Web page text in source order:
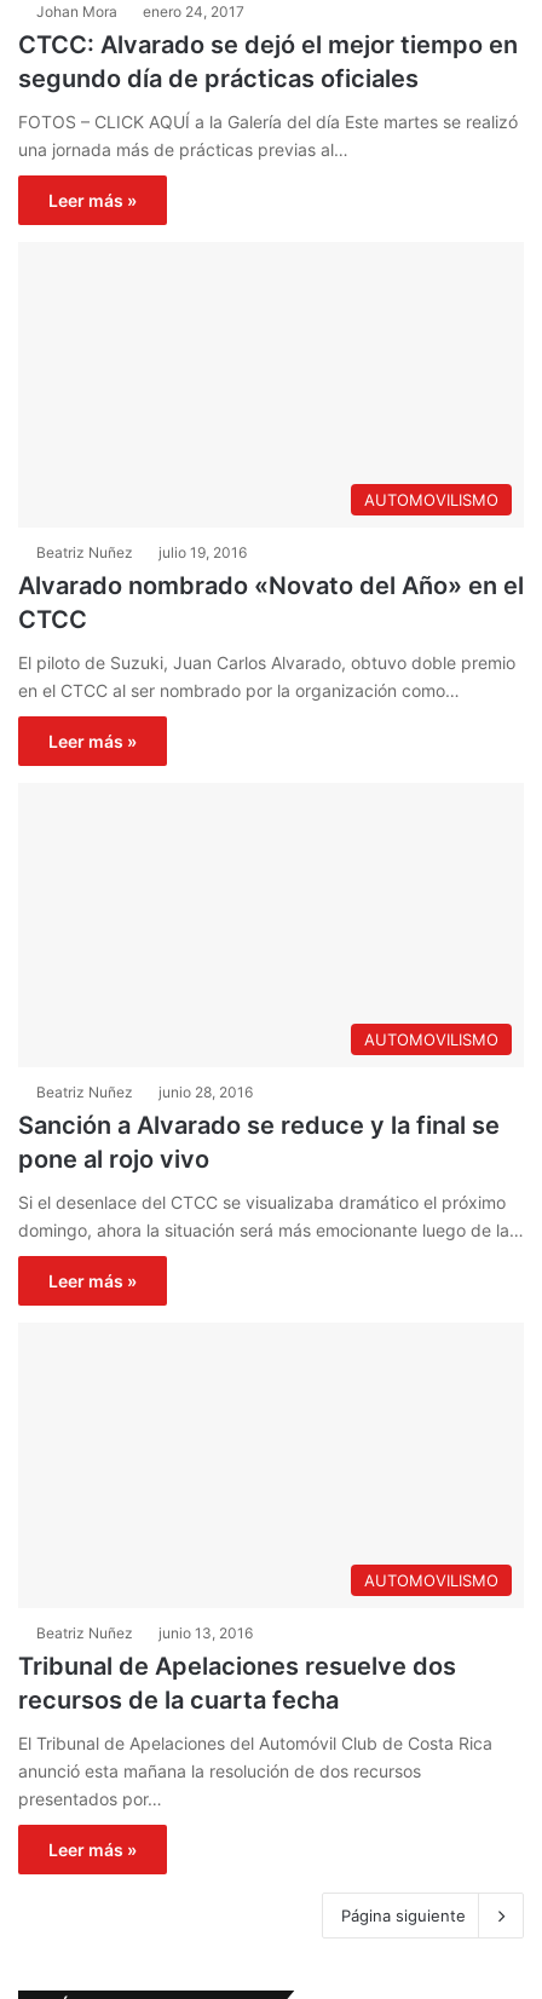
Johan Mora enero 24, 2017
CTCC: Alvarado se dejó el mejor tiempo en
segundo día de prácticas oficiales
FOTOS – CLICK AQUÍ a la Galería del día Este martes se realizó
una jornada más de prácticas previas al…
Leer más »
AUTOMOVILISMO
Beatriz Nuñez julio 19, 2016
Alvarado nombrado «Novato del Año» en el
CTCC
El piloto de Suzuki, Juan Carlos Alvarado, obtuvo doble premio
en el CTCC al ser nombrado por la organización como…
Leer más »
AUTOMOVILISMO
Beatriz Nuñez junio 28, 2016
Sanción a Alvarado se reduce y la final se
pone al rojo vivo
Si el desenlace del CTCC se visualizaba dramático el próximo
domingo, ahora la situación será más emocionante luego de la…
Leer más »
AUTOMOVILISMO
Beatriz Nuñez junio 13, 2016
Tribunal de Apelaciones resuelve dos
recursos de la cuarta fecha
El Tribunal de Apelaciones del Automóvil Club de Costa Rica
anunció esta mañana la resolución de dos recursos
presentados por…
Leer más »
Página siguiente